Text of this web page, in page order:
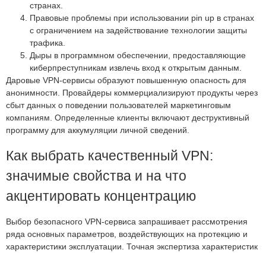
странах.
Правовые проблемы при использовании pin up в странах
с ограничением на задействование технологии защиты
трафика.
Дыры в программном обеспечении, предоставляющие
киберпреступникам извлечь вход к открытым данным.
Даровые VPN-сервисы образуют повышенную опасность для
анонимности. Провайдеры коммерциализируют продукты через
сбыт данных о поведении пользователей маркетинговым
компаниям. Определенные клиенты включают деструктивный
программу для аккумуляции личной сведений.
Как выбрать качественный VPN:
значимые свойства и на что
акцентировать концентрацию
Выбор безопасного VPN-сервиса запрашивает рассмотрения
ряда основных параметров, воздействующих на протекцию и
характеристики эксплуатации. Точная экспертиза характеристик